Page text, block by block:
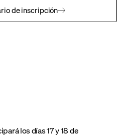
de inscripción
los días 17 y 18 de